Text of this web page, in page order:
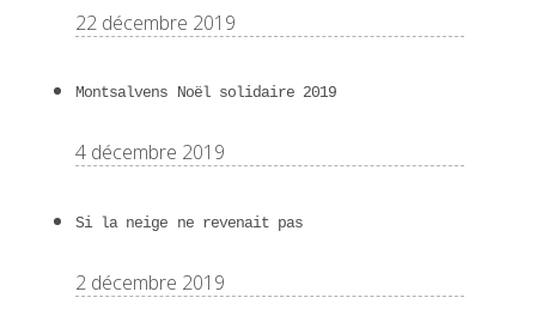
22 décembre 2019
Montsalvens Noël solidaire 2019
4 décembre 2019
Si la neige ne revenait pas
2 décembre 2019